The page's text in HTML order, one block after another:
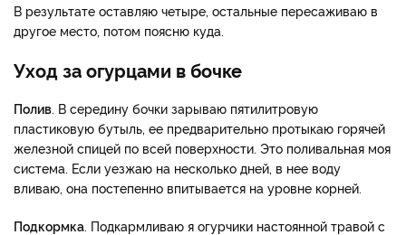
В результате оставляю четыре, остальные пересаживаю в
другое место, потом поясню куда.
Уход за огурцами в бочке
Полив. В середину бочки зарываю пятилитровую
пластиковую бутыль, ее предварительно протыкаю горячей
железной спицей по всей поверхности. Это поливальная моя
система. Если уезжаю на несколько дней, в нее воду
вливаю, она постепенно впитывается на уровне корней.
Подкормка. Подкармливаю я огурчики настоянной травой с